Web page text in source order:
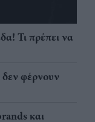
Τι πρέπει να
δεν φέρνουν
και